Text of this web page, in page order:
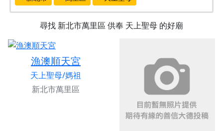
尋找 新北市萬里區 供奉 天上聖母 的好廟
漁澳順天宮
天上聖母/媽祖
新北市萬里區